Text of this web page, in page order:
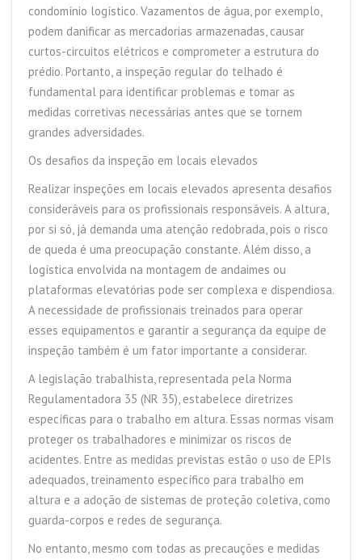
condomínio logístico. Vazamentos de água, por exemplo,
podem danificar as mercadorias armazenadas, causar
curtos-circuitos elétricos e comprometer a estrutura do
prédio. Portanto, a inspeção regular do telhado é
fundamental para identificar problemas e tomar as
medidas corretivas necessárias antes que se tornem
grandes adversidades.
Os desafios da inspeção em locais elevados
Realizar inspeções em locais elevados apresenta desafios
consideráveis para os profissionais responsáveis. A altura,
por si só, já demanda uma atenção redobrada, pois o risco
de queda é uma preocupação constante. Além disso, a
logística envolvida na montagem de andaimes ou
plataformas elevatórias pode ser complexa e dispendiosa.
A necessidade de profissionais treinados para operar
esses equipamentos e garantir a segurança da equipe de
inspeção também é um fator importante a considerar.
A legislação trabalhista, representada pela Norma
Regulamentadora 35 (NR 35), estabelece diretrizes
específicas para o trabalho em altura. Essas normas visam
proteger os trabalhadores e minimizar os riscos de
acidentes. Entre as medidas previstas estão o uso de EPIs
adequados, treinamento específico para trabalho em
altura e a adoção de sistemas de proteção coletiva, como
guarda-corpos e redes de segurança.
No entanto, mesmo com todas as precauções e medidas